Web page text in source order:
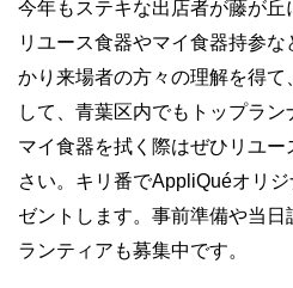
今年もステキな出店者が藤が丘
リユース食器やマイ食器持参
かり来場者の方々の理解を得て
して、青葉区内でもトップラン
マイ食器を拭く際はぜひリユ
さい。キリ番でAppliQuéオリ
ゼントします。事前準備や当
ランティアも募集中です。